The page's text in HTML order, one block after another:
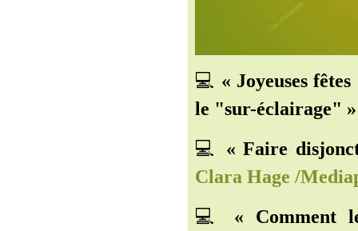
💻 « Joyeuses
le "sur-éclairage"
💻 « Faire
Clara Hage /
💻 « Comment